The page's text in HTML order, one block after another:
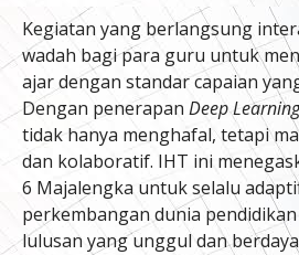
Kegiatan yang berlangsung
wadah bagi para guru untuk
ajar dengan standar capaian
Dengan penerapan Deep Learning
tidak hanya menghafal, tetapi
dan kolaboratif. IHT ini
6 Majalengka untuk selalu
perkembangan dunia
lulusan yang unggul dan